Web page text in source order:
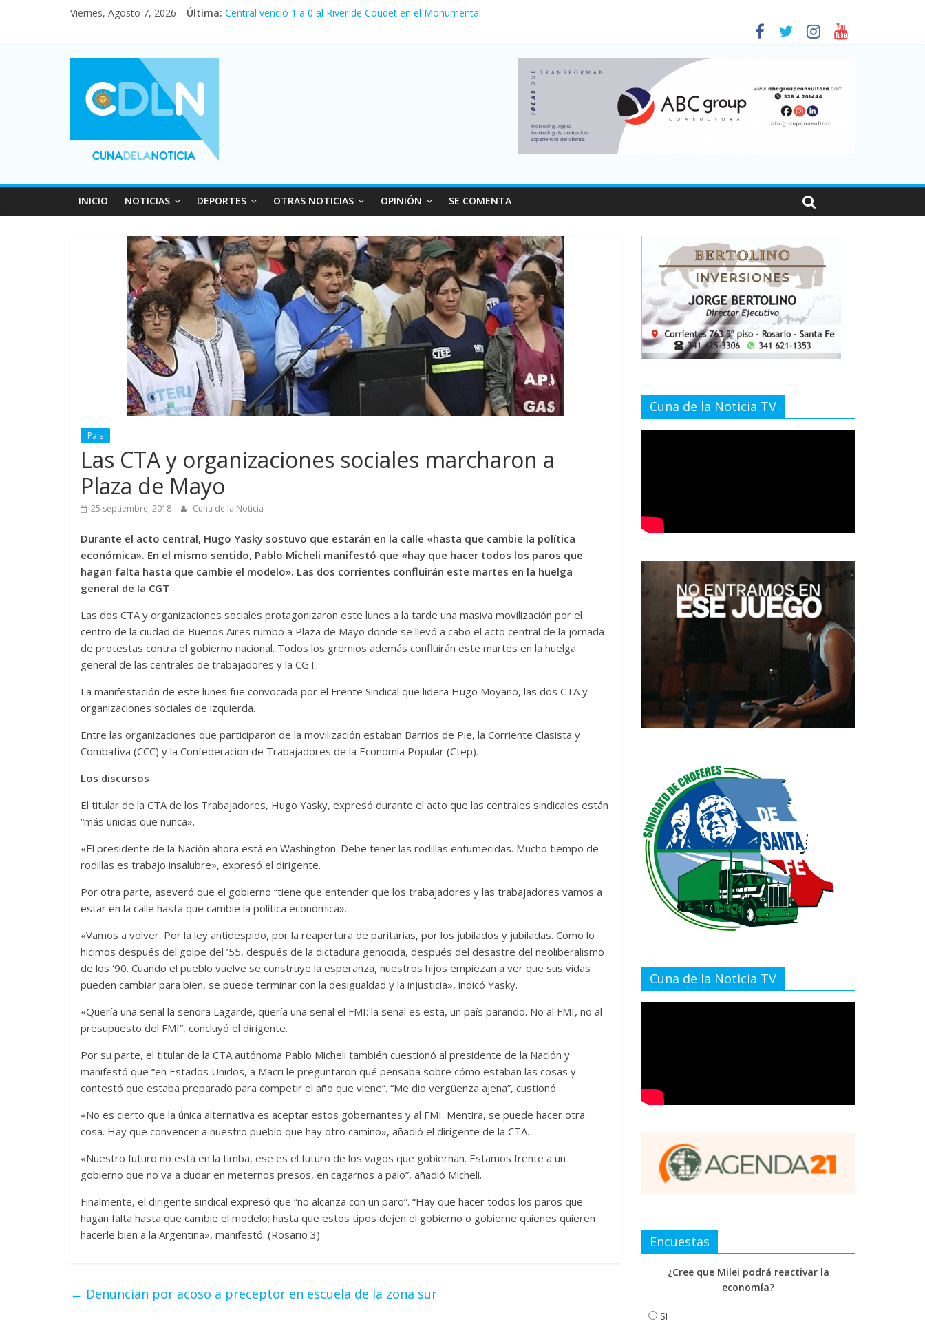
Viernes, Agosto 7, 2026 Última: Central venció 1 a 0 al River de Coudet en el Monumental
Vacaciones de invierno con más movimiento y consumo turístico: 4,6 millones de personas viajaron por el país, un 5,9% más que en 2025
Fuerte caída de la venta de autos usados en julio: bajó un 12,6% interanual
INICIO NOTICIAS DEPORTES OTRAS NOTICIAS OPINIÓN SE COMENTA
País
Las CTA y organizaciones sociales marcharon a
Plaza de Mayo
25 septiembre, 2018 Cuna de la Noticia
Durante el acto central, Hugo Yasky sostuvo que estarán en la calle «hasta que cambie la política
económica». En el mismo sentido, Pablo Micheli manifestó que «hay que hacer todos los paros que
hagan falta hasta que cambie el modelo». Las dos corrientes confluirán este martes en la huelga
general de la CGT
Las dos CTA y organizaciones sociales protagonizaron este lunes a la tarde una masiva movilización por el
centro de la ciudad de Buenos Aires rumbo a Plaza de Mayo donde se llevó a cabo el acto central de la jornada
de protestas contra el gobierno nacional. Todos los gremios además confluirán este martes en la huelga
general de las centrales de trabajadores y la CGT.
La manifestación de este lunes fue convocada por el Frente Sindical que lidera Hugo Moyano, las dos CTA y
organizaciones sociales de izquierda.
Entre las organizaciones que participaron de la movilización estaban Barrios de Pie, la Corriente Clasista y
Combativa (CCC) y la Confederación de Trabajadores de la Economía Popular (Ctep).
Los discursos
El titular de la CTA de los Trabajadores, Hugo Yasky, expresó durante el acto que las centrales sindicales están
“más unidas que nunca».
«El presidente de la Nación ahora está en Washington. Debe tener las rodillas entumecidas. Mucho tiempo de
rodillas es trabajo insalubre», expresó el dirigente.
Por otra parte, aseveró que el gobierno “tiene que entender que los trabajadores y las trabajadores vamos a
estar en la calle hasta que cambie la política económica».
«Vamos a volver. Por la ley antidespido, por la reapertura de paritarias, por los jubilados y jubiladas. Como lo
hicimos después del golpe del ’55, después de la dictadura genocida, después del desastre del neoliberalismo
de los ‘90. Cuando el pueblo vuelve se construye la esperanza, nuestros hijos empiezan a ver que sus vidas
pueden cambiar para bien, se puede terminar con la desigualdad y la injusticia», indicó Yasky.
«Quería una señal la señora Lagarde, quería una señal el FMI: la señal es esta, un país parando. No al FMI, no al
presupuesto del FMI”, concluyó el dirigente.
Por su parte, el titular de la CTA autónoma Pablo Micheli también cuestionó al presidente de la Nación y
manifestó que “en Estados Unidos, a Macri le preguntaron qué pensaba sobre cómo estaban las cosas y
contestó que estaba preparado para competir el año que viene”. “Me dio vergüenza ajena”, custionó.
«No es cierto que la única alternativa es aceptar estos gobernantes y al FMI. Mentira, se puede hacer otra
cosa. Hay que convencer a nuestro pueblo que hay otro camino», añadió el dirigente de la CTA.
«Nuestro futuro no está en la timba, ese es el futuro de los vagos que gobiernan. Estamos frente a un
gobierno que no va a dudar en meternos presos, en cagarnos a palo”, añadió Micheli.
Finalmente, el dirigente sindical expresó que “no alcanza con un paro”. “Hay que hacer todos los paros que
hagan falta hasta que cambie el modelo; hasta que estos tipos dejen el gobierno o gobierne quienes quieren
hacerle bien a la Argentina», manifestó. (Rosario 3)
← Denuncian por acoso a preceptor en escuela de la zona sur
Cuna de la Noticia TV
Cuna de la Noticia TV
Encuestas
¿Cree que Milei podrá reactivar la
economía?
Si